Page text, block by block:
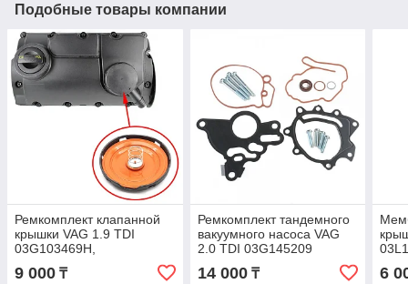
Подобные товары компании
Ремкомплект клапанной
крышки VAG 1.9 TDI
03G103469H,
03G103475F
9 000 ₸
Ремкомплект тандемного
вакуумного насоса VAG
2.0 TDI 03G145209
03G145215
14 000₸ 6